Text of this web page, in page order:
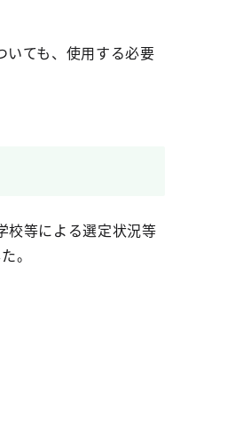
いても、使用する必要
校等による選定状況等
。